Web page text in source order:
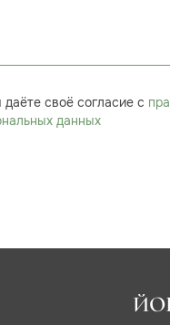
своё согласие с
данных